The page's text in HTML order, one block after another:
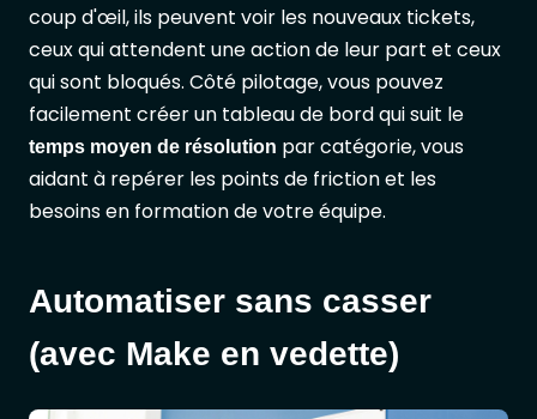
coup d'œil, ils peuvent voir les nouveaux tickets,
ceux qui attendent une action de leur part et ceux
qui sont bloqués. Côté pilotage, vous pouvez
facilement créer un tableau de bord qui suit le
temps moyen de résolution par catégorie, vous
aidant à repérer les points de friction et les
besoins en formation de votre équipe.
Automatiser sans casser
(avec Make en vedette)